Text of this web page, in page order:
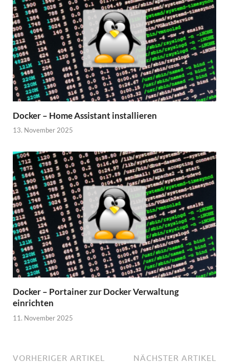
Docker – Home Assistant installieren
13. November 2025
Docker – Portainer zur Docker Verwaltung
einrichten
11. November 2025
VORHERIGER ARTIKEL NÄCHSTER ARTIKEL